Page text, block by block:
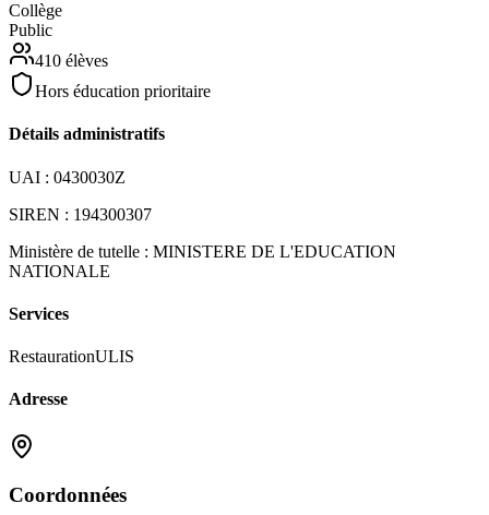
Collège
Public
410 élèves
Hors éducation prioritaire
Détails administratifs
UAI : 0430030Z
SIREN : 194300307
Ministère de tutelle : MINISTERE DE L'EDUCATION
NATIONALE
Services
RestaurationULIS
Adresse
Coordonnées